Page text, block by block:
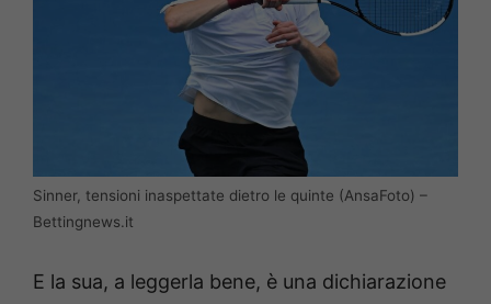
Sinner, tensioni inaspettate dietro le quinte (AnsaFoto) –
Bettingnews.it
E la sua, a leggerla bene, è una dichiarazione